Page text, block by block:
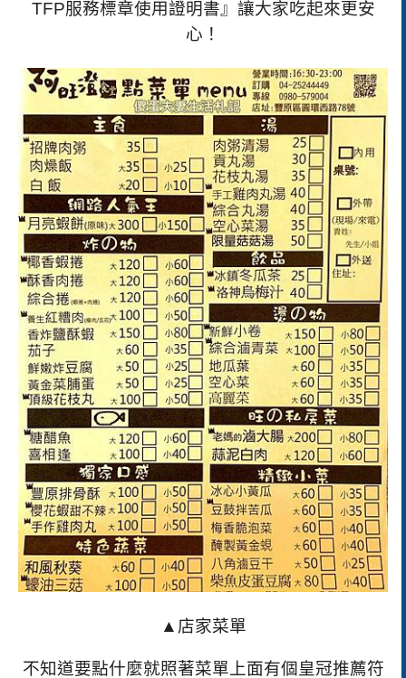
TFP服務標章使用證明書』讓大家吃起來更安
心！
▲店家菜單
不知道要點什麼就照著菜單上面有個皇冠推薦符